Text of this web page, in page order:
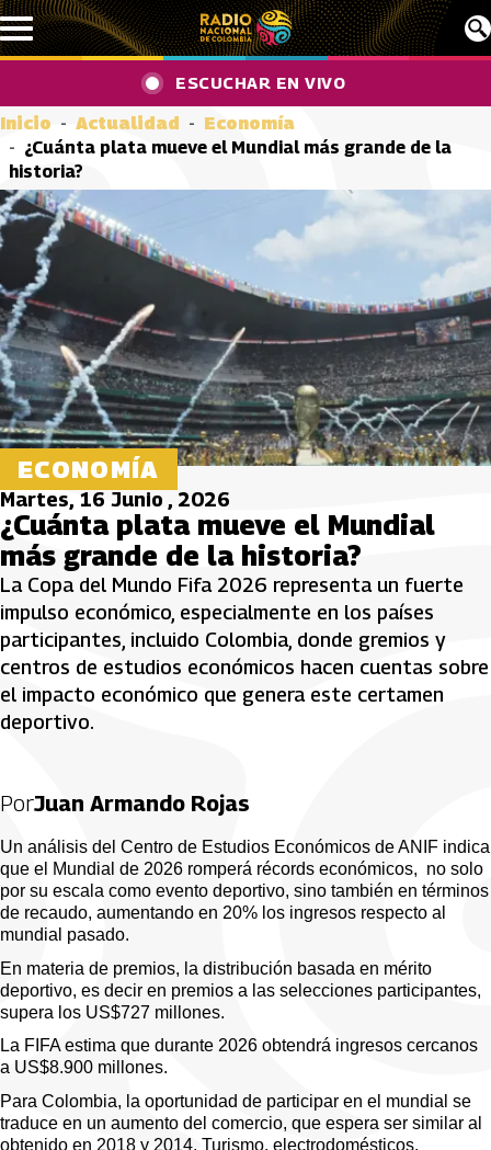
Pasar al contenido principal
ESCUCHAR EN VIVO
Inicio Actualidad
Economía
¿Cuánta plata mueve el Mundial más grande de la
historia?
ECONOMÍA
Martes, 16 Junio , 2026
¿Cuánta plata mueve el Mundial
más grande de la historia?
La Copa del Mundo Fifa 2026 representa un fuerte
impulso económico, especialmente en los países
participantes, incluido Colombia, donde gremios y
centros de estudios económicos hacen cuentas sobre
el impacto económico que genera este certamen
deportivo.
PorJuan Armando Rojas
Un análisis del Centro de Estudios Económicos de ANIF indica
que el Mundial de 2026 romperá récords económicos,  no solo
por su escala como evento deportivo, sino también en términos
de recaudo, aumentando en 20% los ingresos respecto al
mundial pasado.
En materia de premios, la distribución basada en mérito
deportivo, es decir en premios a las selecciones participantes,
supera los US$727 millones.
La FIFA estima que durante 2026 obtendrá ingresos cercanos
a US$8.900 millones.
Para Colombia, la oportunidad de participar en el mundial se
traduce en un aumento del comercio, que espera ser similar al
obtenido en 2018 y 2014. Turismo, electrodomésticos,